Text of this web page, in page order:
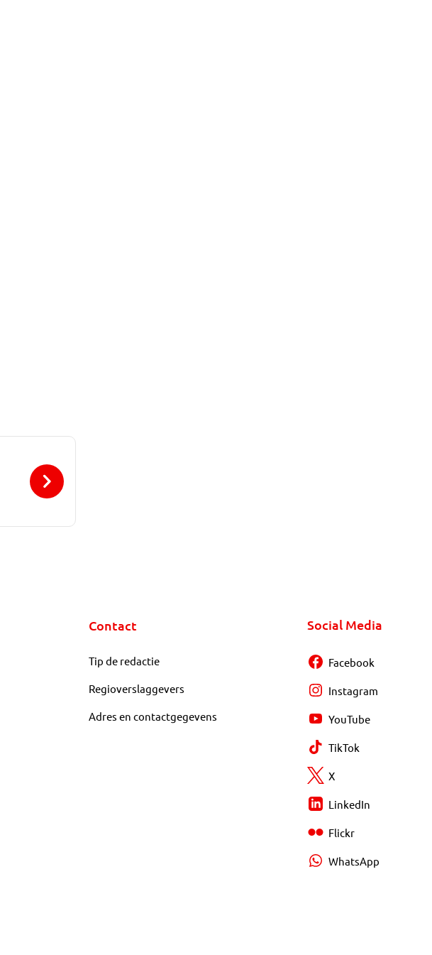
Contact
Tip de redactie
Regioverslaggevers
Adres en contactgegevens
Social Media
Facebook
Instagram
YouTube
TikTok
X
LinkedIn
Flickr
WhatsApp